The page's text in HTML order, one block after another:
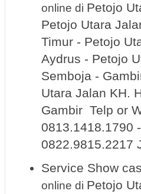
online di Petojo
Petojo Utara
Timur - Petojo
Aydrus - Petojo
Semboja -
Utara Jalan KH.
Gambir Telp or
0813.1418.1790 -
0822.9815.2217
Service Show
online di Petojo